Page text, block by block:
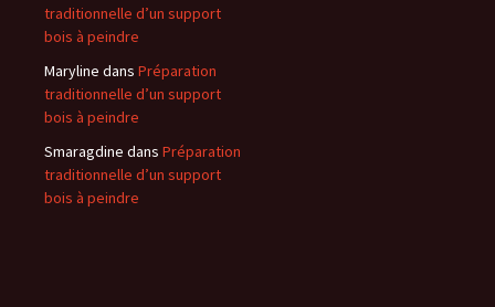
traditionnelle d’un support
bois à peindre
Maryline dans Préparation
traditionnelle d’un support
bois à peindre
Smaragdine dans Préparation
traditionnelle d’un support
bois à peindre